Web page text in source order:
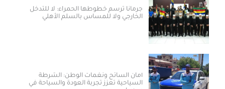
جرمانا ترسم خطوطها الحمراء: لا للتدخل
الخارجي ولا للمساس بالسلم الأهلي
أمان السائح ونغمات الوطن: الشرطة
السياحية تعزز تجربة العودة والسياحة في